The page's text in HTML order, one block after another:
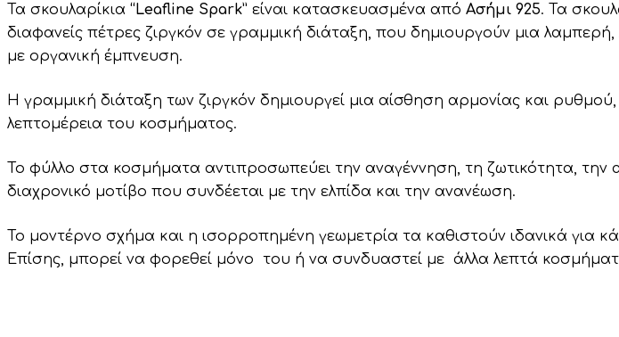
Τα σκουλαρίκια “Leafline Spark” είναι κατασκευασμένα από Ασήμι 925. Τα
διαφανείς πέτρες ζιργκόν σε γραμμική διάταξη, που δημιουργούν μια
με οργανική έμπνευση.
Η γραμμική διάταξη των ζιργκόν δημιουργεί μια αίσθηση αρμονίας και
λεπτομέρεια του κοσμήματος.
Το φύλλο στα κοσμήματα αντιπροσωπεύει την αναγέννηση, τη ζωτικότητα, την
διαχρονικό μοτίβο που συνδέεται με την ελπίδα και την ανανέωση.
Το μοντέρνο σχήμα και η ισορροπημένη γεωμετρία τα καθιστούν ιδανικά για
Επίσης, μπορεί να φορεθεί μόνο του ή να συνδυαστεί με άλλα λεπτά